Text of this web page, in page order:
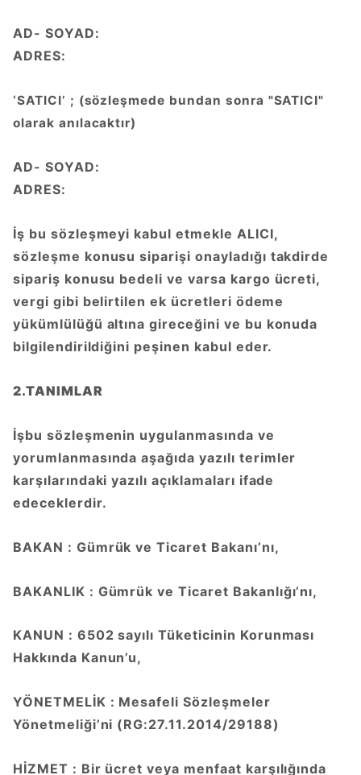
AD- SOYAD:
ADRES:
‘SATICI’ ; (sözleşmede bundan sonra "SATICI"
olarak anılacaktır)
AD- SOYAD:
ADRES:
İş bu sözleşmeyi kabul etmekle ALICI,
sözleşme konusu siparişi onayladığı takdirde
sipariş konusu bedeli ve varsa kargo ücreti,
vergi gibi belirtilen ek ücretleri ödeme
yükümlülüğü altına gireceğini ve bu konuda
bilgilendirildiğini peşinen kabul eder.
2.TANIMLAR
İşbu sözleşmenin uygulanmasında ve
yorumlanmasında aşağıda yazılı terimler
karşılarındaki yazılı açıklamaları ifade
edeceklerdir.
BAKAN : Gümrük ve Ticaret Bakanı’nı,
BAKANLIK : Gümrük ve Ticaret Bakanlığı’nı,
KANUN : 6502 sayılı Tüketicinin Korunması
Hakkında Kanun’u,
YÖNETMELİK : Mesafeli Sözleşmeler
Yönetmeliği’ni (RG:27.11.2014/29188)
HİZMET : Bir ücret veya menfaat karşılığında